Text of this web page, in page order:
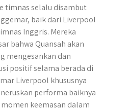
timnas selalu disambut
baik dari Liverpool
Inggris. Mereka
bahwa Quansah akan
mengesankan dan
positif selama berada di
Liverpool khususnya
performa baiknya
keemasan dalam